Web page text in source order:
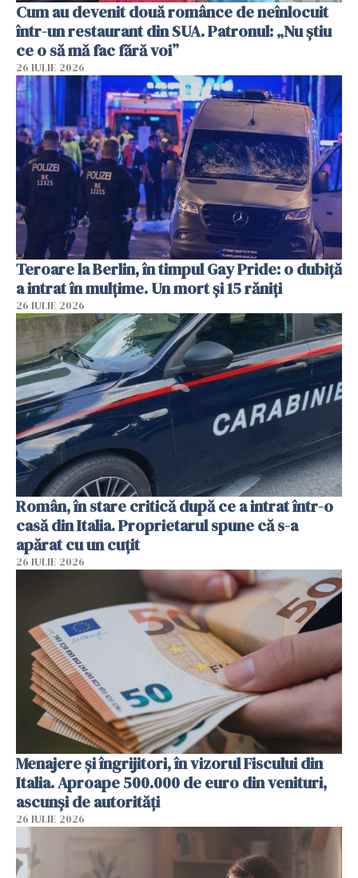
Cum au devenit două românce de neînlocuit
într-un restaurant din SUA. Patronul: „Nu știu
ce o să mă fac fără voi”
26 IULIE 2026
Teroare la Berlin, în timpul Gay Pride: o dubiță
a intrat în mulțime. Un mort și 15 răniți
26 IULIE 2026
Român, în stare critică după ce a intrat într-o
casă din Italia. Proprietarul spune că s-a
apărat cu un cuțit
26 IULIE 2026
Menajere și îngrijitori, în vizorul Fiscului din
Italia. Aproape 500.000 de euro din venituri,
ascunși de autorități
26 IULIE 2026